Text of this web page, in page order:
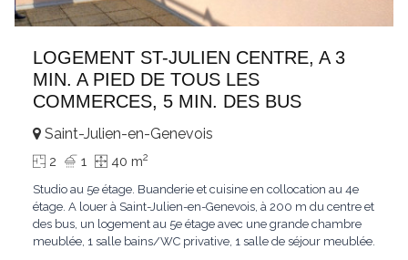
LOGEMENT ST-JULIEN CENTRE, A 3
MIN. A PIED DE TOUS LES
COMMERCES, 5 MIN. DES BUS
Saint-Julien-en-Genevois
2 1 40 m2
Studio au 5e étage. Buanderie et cuisine en collocation au 4e
étage. A louer à Saint-Julien-en-Genevois, à 200 m du centre et
des bus, un logement au 5e étage avec une grande chambre
meublée, 1 salle bains/WC privative, 1 salle de séjour meublée.